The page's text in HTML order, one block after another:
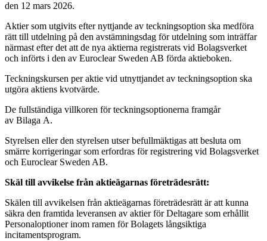
den 12 mars 2026.
Aktier som utgivits efter nyttjande av teckningsoption ska medföra
rätt till utdelning på den avstämningsdag för utdelning som inträffar
närmast efter det att de nya aktierna registrerats vid Bolagsverket
och införts i den av Euroclear Sweden AB förda aktieboken.
Teckningskursen per aktie vid utnyttjandet av teckningsoption ska
utgöra aktiens kvotvärde.
De fullständiga villkoren för teckningsoptionerna framgår
av Bilaga A.
Styrelsen eller den styrelsen utser befullmäktigas att besluta om
smärre korrigeringar som erfordras för registrering vid Bolagsverket
och Euroclear Sweden AB.
Skäl till avvikelse från aktieägarnas företrädesrätt:
Skälen till avvikelsen från aktieägarnas företrädesrätt är att kunna
säkra den framtida leveransen av aktier för Deltagare som erhållit
Personaloptioner inom ramen för Bolagets långsiktiga
incitamentsprogram.